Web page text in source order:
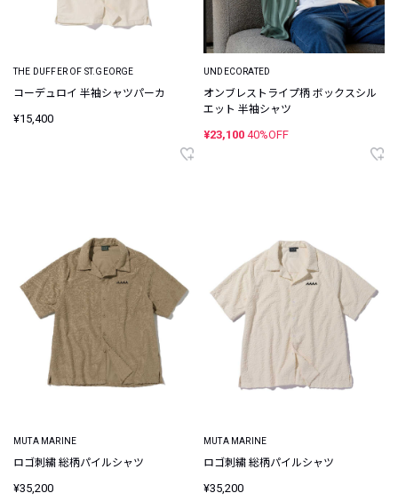
THE DUFFER OF ST.GEORGE
コーデュロイ 半袖シャツパーカ
¥15,400
UNDECORATED
オンブレストライプ柄 ボックスシル
エット 半袖シャツ
¥23,100 40%OFF
MUTA MARINE
ロゴ刺繍 総柄パイルシャツ
¥35,200
MUTA MARINE
ロゴ刺繍 総柄パイルシャツ
¥35,200